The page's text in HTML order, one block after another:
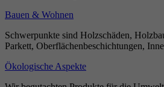
Bauen & Wohnen
Schwerpunkte sind Holzschäden,
Parkett, Oberflächenbeschichtungen,
Ökologische Aspekte